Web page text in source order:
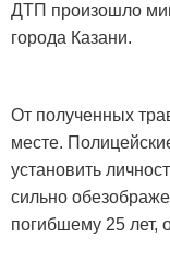
ДТП произошло
города Казани.
От полученных
месте.
установить
сильно
погибшему 25 лет,